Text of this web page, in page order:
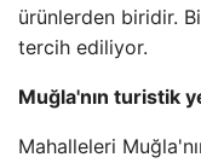
ürünlerden biridir.
tercih ediliyor.
Muğla'nın turistik
Mahalleleri